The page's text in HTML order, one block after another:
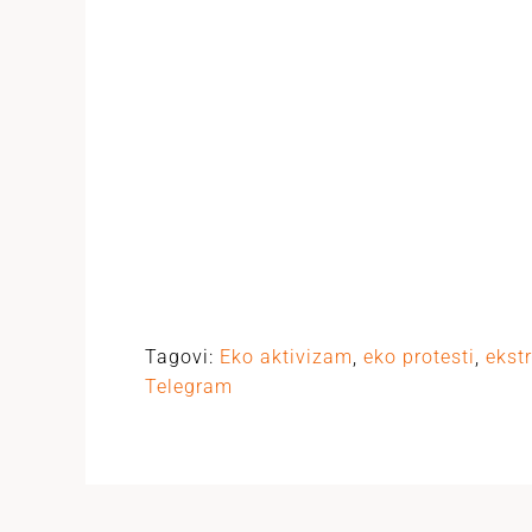
Tagovi: Eko aktivizam, eko protesti,
Telegram